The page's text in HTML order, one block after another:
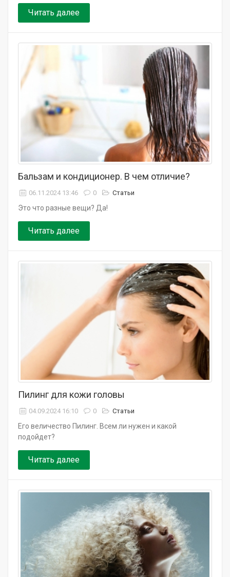
Читать далее
Бальзам и кондиционер. В чем отличие?
06.11.2024 13:46 0 Статьи
Это что разные вещи? Да!
Читать далее
Пилинг для кожи головы
04.09.2024 16:10 0 Статьи
Его величество Пилинг. Всем ли нужен и какой
подойдет?
Читать далее